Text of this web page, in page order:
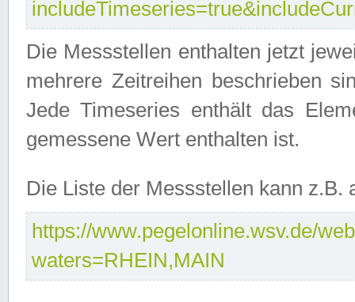
Die Messstellen enthalten jetzt
mehrere Zeitreihen beschrieben
Jede Timeseries enthält das
gemessene Wert enthalten ist.
Die Liste der Messstellen kann
https://www.pegelonline.wsv.de/
waters=RHEIN,MAIN